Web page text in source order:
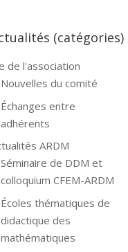
(catégories)
de l'association
Nouvelles du comité
Échanges entre
adhérents
ARDM
Séminaire de DDM et
colloquium CFEM-ARDM
Écoles thématiques de
didactique des
mathématiques